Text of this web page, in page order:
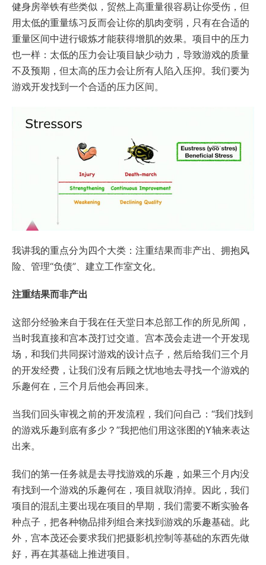
健身房举铁有些类似，贸然上高重量很容易让你受伤，但
用太低的重量练习反而会让你的肌肉变弱，只有在合适的
重量区间中进行锻炼才能获得增肌的效果。项目中的压力
也一样：太低的压力会让项目缺少动力，导致游戏的质量
不及预期，但太高的压力会让所有人陷入压抑。我们要为
游戏开发找到一个合适的压力区间。
我讲我的重点分为四个大类：注重结果而非产出、拥抱风
险、管理“负债”、建立工作室文化。
注重结果而非产出
这部分经验来自于我在任天堂日本总部工作的所见所闻，
当时我直接和宫本茂打过交道。宫本茂会走进一个开发现
场，和我们共同探讨游戏的设计点子，然后给我们三个月
的开发经费，让我们没有后顾之忧地地去寻找一个游戏的
乐趣何在，三个月后他会再回来。
当我们回头审视之前的开发流程，我们问自己：“我们找到
的游戏乐趣到底有多少？”我把他们用这张图的Y轴来表达
出来。
我们的第一任务就是去寻找游戏的乐趣，如果三个月内没
有找到一个游戏的乐趣何在，项目就取消掉。因此，我们
项目的混乱主要出现在项目的早期，我们需要不断实验各
种点子，把各种物品排列组合来找到游戏的乐趣基础。此
外，宫本茂还会要求我们把摄影机控制等基础的东西先做
好，再在其基础上推进项目。